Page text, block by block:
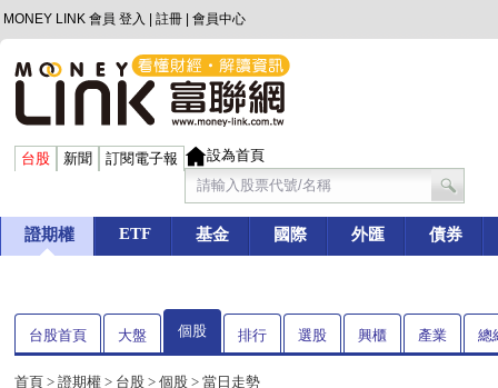
MONEY LINK 會員 登入 註冊 會員中心
台股 新聞 訂閱電子報 設為首頁
證期權 ETF 基金 國際 外匯 債券
台股首頁 大盤 個股 排行 選股 興櫃 產業 總
首頁 > 證期權 > 台股 > 個股 > 當日走勢